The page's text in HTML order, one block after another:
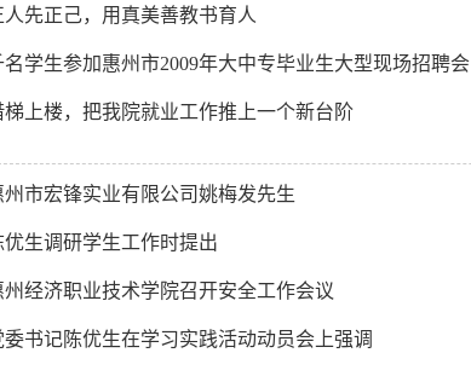
人先正己，用真美善教书育人
名学生参加惠州市2009年大中专毕业生大型现场招聘会
梯上楼，把我院就业工作推上一个新台阶
州市宏锋实业有限公司姚梅发先生
优生调研学生工作时提出
州经济职业技术学院召开安全工作会议
委书记陈优生在学习实践活动动员会上强调